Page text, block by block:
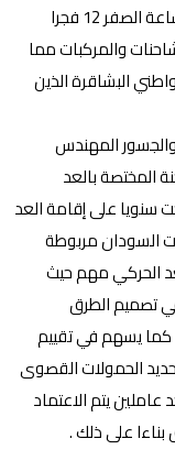
وقال إن العد الحركي والمسح المروري بدأ عند ساعة الصفر 12 فجرا
والمركبات مما
البشاقرة الذين
المهندس
المختصة بالعد
الهيئة درجت سنويا على إقامة العد
السودان مربوطة
الحركي مهم حيث
تصميم الطرق
يسهم في تقييم
الحمولات القصوى
الأحمال أحد عاملين يتم الاعتماد
على ذلك .